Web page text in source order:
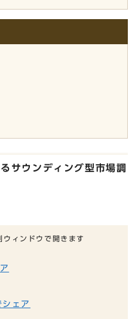
サウンディング型市場調
ウィンドウで開きます
ェア